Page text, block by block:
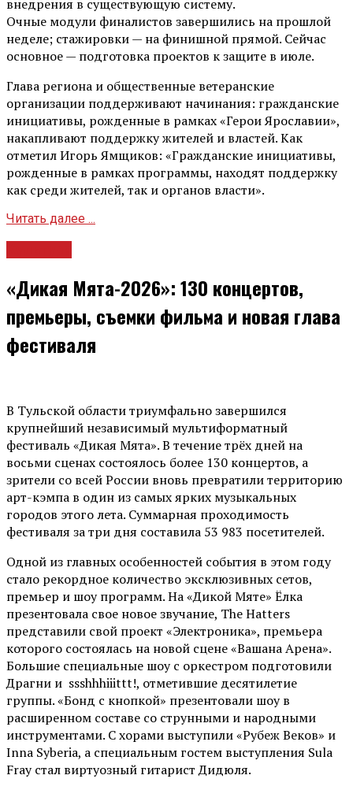
внедрения в существующую систему.
Очные модули финалистов завершились на прошлой
неделе; стажировки — на финишной прямой. Сейчас
основное — подготовка проектов к защите в июле.
Глава региона и общественные ветеранские
организации поддерживают начинания: гражданские
инициативы, рожденные в рамках «Герои Ярославии»,
накапливают поддержку жителей и властей. Как
отметил Игорь Ямщиков: «Гражданские инициативы,
рожденные в рамках программы, находят поддержку
как среди жителей, так и органов власти».
Читать далее ...
«Дикая Мята-2026»: 130 концертов,
премьеры, съемки фильма и новая глава
фестиваля
В Тульской области триумфально завершился
крупнейший независимый мультиформатный
фестиваль «Дикая Мята». В течение трёх дней на
восьми сценах состоялось более 130 концертов, а
зрители со всей России вновь превратили территорию
арт-кэмпа в один из самых ярких музыкальных
городов этого лета. Суммарная проходимость
фестиваля за три дня составила 53 983 посетителей.
Одной из главных особенностей события в этом году
стало рекордное количество эксклюзивных сетов,
премьер и шоу программ. На «Дикой Мяте» Ёлка
презентовала свое новое звучание, The Hatters
представили свой проект «Электроника», премьера
которого состоялась на новой сцене «Вашана Арена».
Большие специальные шоу с оркестром подготовили
Драгни и ssshhhiiittt!, отметившие десятилетие
группы. «Бонд с кнопкой» презентовали шоу в
расширенном составе со струнными и народными
инструментами. С хорами выступили «Рубеж Веков» и
Inna Syberia, а специальным гостем выступления Sula
Fray стал виртуозный гитарист Дидюля.